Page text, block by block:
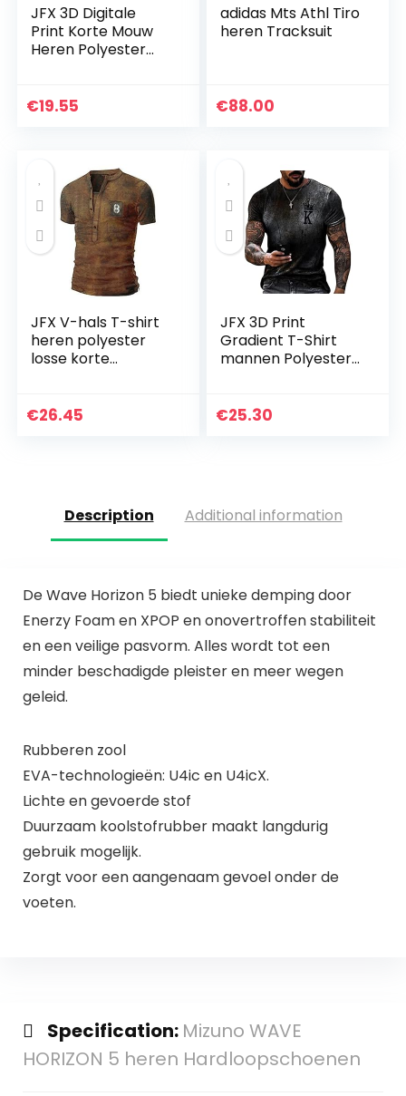
JFX 3D Digitale
Print Korte Mouw
Heren Polyester
Losse Jas Samen/I
€19.55
adidas Mts Athl Tiro
heren Tracksuit
€88.00
JFX V-hals T-shirt
heren polyester
losse korte
strand
€26.45
JFX 3D Print
Gradient T-Shirt
mannen Polyester
Hals Kleur Matching
€25.30
Description Additional information
De Wave Horizon 5 biedt unieke demping door
Enerzy Foam en XPOP en onovertroffen stabiliteit
en een veilige pasvorm. Alles wordt tot een
minder beschadigde pleister en meer wegen
geleid.
Rubberen zool
EVA-technologieën: U4ic en U4icX.
Lichte en gevoerde stof
Duurzaam koolstofrubber maakt langdurig
gebruik mogelijk.
Zorgt voor een aangenaam gevoel onder de
voeten.
Specification: Mizuno WAVE
HORIZON 5 heren Hardloopschoenen